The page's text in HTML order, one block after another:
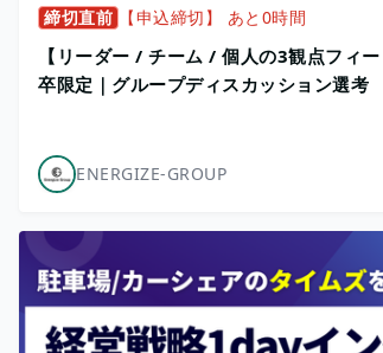
締切直前 【申込締切】 あと0時間
【リーダー / チーム / 個人の3観点フィ
卒限定｜グループディスカッション選考
ENERGIZE-GROUP